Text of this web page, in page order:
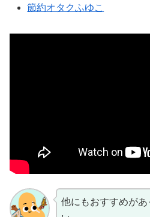
節約オタクふゆこ
他にもおすすめが